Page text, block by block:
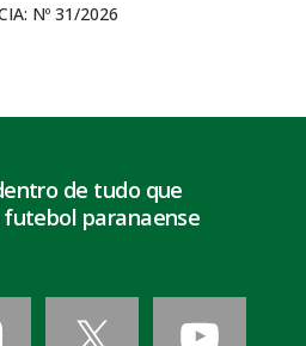
Nº 31/2026
de tudo que
paranaense